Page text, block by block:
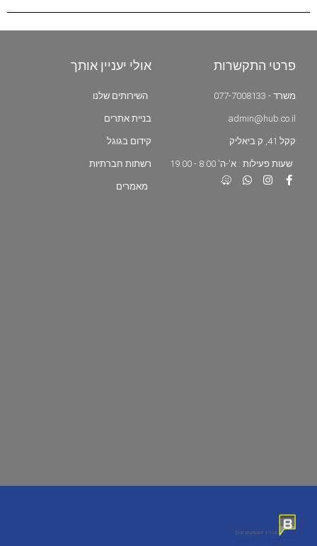
פרטי התקשרות
משרד - 077-7008133
admin@hub.co.il
קקל 41, ק.ביאליק
שעות פעילות : א'-ה' 8:00 - 19:00
אולי יעניין אותך
השירותים שלנו
בניית אתרים
קידום בגוגל
רשתות חברתיות
מאמרים